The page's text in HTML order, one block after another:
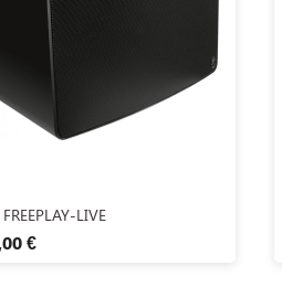
 Aperçu rapide
LIVE
€